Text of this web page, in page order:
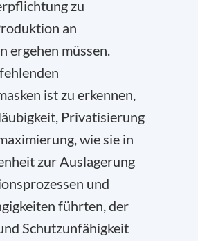
zu
an
ergehen müssen.
ist zu erkennen,
Privatisierung
wie sie in
zur Auslagerung
und
führten, der
Schutzunfähigkeit